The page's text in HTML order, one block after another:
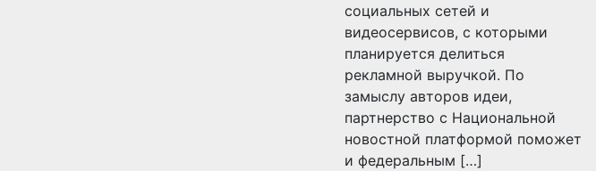
социальных сетей и
видеосервисов, с которыми
планируется делиться
рекламной выручкой. По
замыслу авторов идеи,
партнерство с Национальной
новостной платформой поможет
и федеральным […]